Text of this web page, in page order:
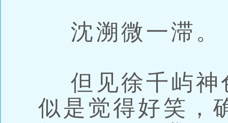
沈溯微一滞。
但见徐千屿神
似是觉得好笑，